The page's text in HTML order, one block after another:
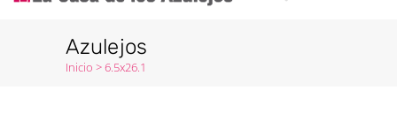
Azulejos
Inicio >6.5x26.1